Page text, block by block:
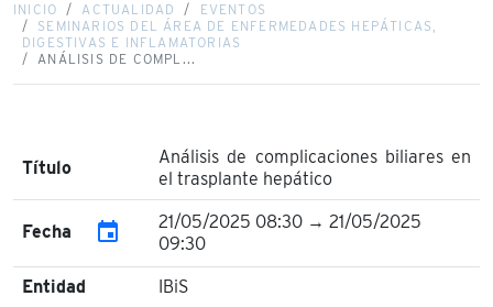
INICIO ACTUALIDAD
EVENTOS
SEMINARIOS DEL ÁREA DE ENFERMEDADES HEPÁTICAS,
DIGESTIVAS E INFLAMATORIAS
ANÁLISIS DE COMPL...
Título
Análisis de complicaciones biliares en
el trasplante hepático
Fecha event
21/05/2025 08:30 → 21/05/2025
09:30
Entidad IBiS